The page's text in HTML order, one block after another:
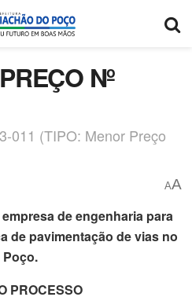
Nº
011 (TIPO: Menor Preço
AA
de engenharia para
de pavimentação de vias no
PROCESSO